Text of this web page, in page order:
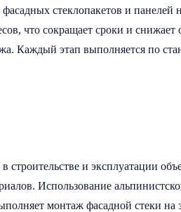
стеклопакетов и
что сокращает сроки и
Каждый этап выполняется
и эксплуатации
Использование
монтаж фасадной стеки